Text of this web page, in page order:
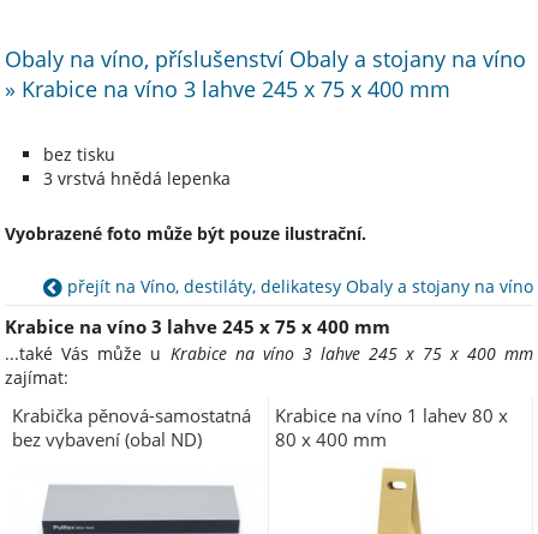
Obaly na víno, příslušenství Obaly a stojany na víno
» Krabice na víno 3 lahve 245 x 75 x 400 mm
bez tisku
3 vrstvá hnědá lepenka
Vyobrazené foto může být pouze ilustrační.
přejít na Víno, destiláty, delikatesy Obaly a stojany na víno
Krabice na víno 3 lahve 245 x 75 x 400 mm
...také Vás může u Krabice na víno 3 lahve 245 x 75 x 400 mm
zajímat:
Krabička pěnová-samostatná
bez vybavení (obal ND)
Krabice na víno 1 lahev 80 x
80 x 400 mm